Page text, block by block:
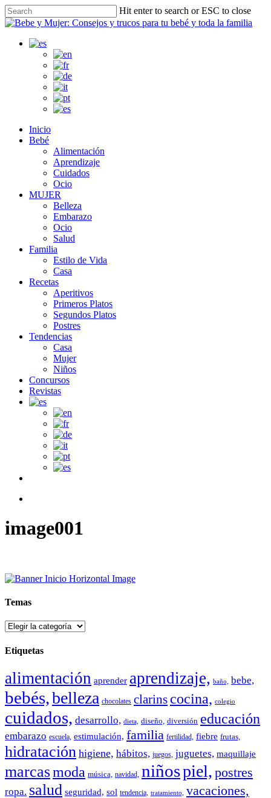
Skip
to
content
Hit enter to search or ESC to close
Close
search
Menu
Inicio
Bebé
Alimentación
Aprendizaje
Cuidados
Ocio
MUJER
Belleza
Embarazo
Ocio
Salud
Familia
Estilo de Vida
Casa
Recetas
Aperitivos
Primeros Platos
Segundos Platos
Postres
Tendencias
Casa
Mujer
Niños
Concursos
Revistas
image001
Temas
Temas
Etiquetas
alimentación aprender aprendizaje, baño, bebe,
bebés,belleza chocolates clarins cocina, colegio
cuidados, desarrollo, dieta, diseño, diversión educación
embarazo escuela, estimulación, familia fertilidad, fiebre frutas,
hidratación higiene, hábitos, juegos, juguetes, maquillaje
marcasmoda música, navidad, niñospiel, postres
ropa. salud seguridad, sol tendencia, tratamiento, vacaciones,